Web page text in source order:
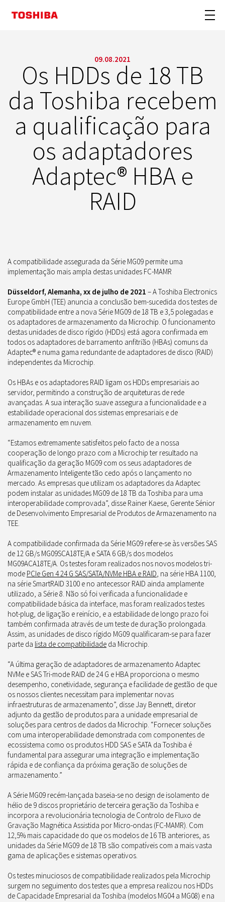
09.08.2021
Os HDDs de 18 TB
da Toshiba recebem
a qualificação para
os adaptadores
Adaptec® HBA e
RAID
A compatibilidade assegurada da Série MG09 permite uma
implementação mais ampla destas unidades FC-MAMR
Düsseldorf, Alemanha, xx de julho de 2021 – A Toshiba Electronics
Europe GmbH (TEE) anuncia a conclusão bem-sucedida dos testes de
compatibilidade entre a nova Série MG09 de 18 TB e 3,5 polegadas e
os adaptadores de armazenamento da Microchip. O funcionamento
destas unidades de disco rígido (HDDs) está agora confirmada em
todos os adaptadores de barramento anfitrião (HBAs) comuns da
Adaptec® e numa gama redundante de adaptadores de disco (RAID)
independentes da Microchip.
Os HBAs e os adaptadores RAID ligam os HDDs empresariais ao
servidor, permitindo a construção de arquiteturas de rede
avançadas. A sua interação suave assegura a funcionalidade e a
estabilidade operacional dos sistemas empresariais e de
armazenamento em nuvem.
“Estamos extremamente satisfeitos pelo facto de a nossa
cooperação de longo prazo com a Microchip ter resultado na
qualificação da geração MG09 com os seus adaptadores de
Armazenamento Inteligente tão cedo após o lançamento no
mercado. As empresas que utilizam os adaptadores da Adaptec
podem instalar as unidades MG09 de 18 TB da Toshiba para uma
interoperabilidade comprovada”, disse Rainer Kaese, Gerente Sénior
de Desenvolvimento Empresarial de Produtos de Armazenamento na
TEE.
A compatibilidade confirmada da Série MG09 refere-se às versões SAS
de 12 GB/s MG09SCA18TE/A e SATA 6 GB/s dos modelos
MG09ACA18TE/A. Os testes foram realizados nos novos modelos tri-
mode PCIe Gen 4 24 G SAS/SATA/NVMe HBA e RAID, na série HBA 1100,
na série SmartRAID 3100 e no antecessor RAID ainda amplamente
utilizado, a Série 8. Não só foi verificada a funcionalidade e
compatibilidade básica da interface, mas foram realizados testes
hot-plug, de ligação e reinício, e a estabilidade de longo prazo foi
também confirmada através de um teste de duração prolongada.
Assim, as unidades de disco rígido MG09 qualificaram-se para fazer
parte da lista de compatibilidade da Microchip.
“A última geração de adaptadores de armazenamento Adaptec
NVMe e SAS Tri-mode RAID de 24 G e HBA proporciona o mesmo
desempenho, conetividade, segurança e facilidade de gestão de que
os nossos clientes necessitam para implementar novas
infraestruturas de armazenamento”, disse Jay Bennett, diretor
adjunto da gestão de produtos para a unidade empresarial de
soluções para centros de dados da Microchip. “Fornecer soluções
com uma interoperabilidade demonstrada com componentes de
ecossistema como os produtos HDD SAS e SATA da Toshiba é
fundamental para assegurar uma integração e implementação
rápida e de confiança da próxima geração de soluções de
armazenamento.”
A Série MG09 recém-lançada baseia-se no design de isolamento de
hélio de 9 discos proprietário de terceira geração da Toshiba e
incorpora a revolucionária tecnologia de Controlo de Fluxo de
Gravação Magnética Assistida por Micro-ondas (FC-MAMR). Com
12,5% mais capacidade do que os modelos de 16 TB anteriores, as
unidades da Série MG09 de 18 TB são compatíveis com a mais vasta
gama de aplicações e sistemas operativos.
Os testes minuciosos de compatibilidade realizados pela Microchip
surgem no seguimento dos testes que a empresa realizou nos HDDs
de Capacidade Empresarial da Toshiba (modelos MG04 a MG08) e na